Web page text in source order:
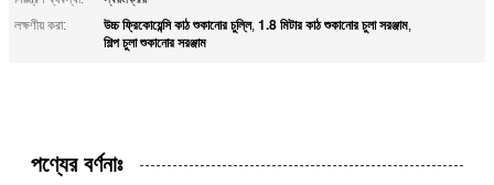
লক্ষণীয় করা:
উচ্চ ফ্রিকোয়েন্সি কাঠ শুকানোর চুল্লি, 1.8 মিটার কাঠ শুকানোর চুলা সরঞ্জাম,
শিল্প চুলা শুকানোর সরঞ্জাম
পণ্যের বর্ণনাঃ